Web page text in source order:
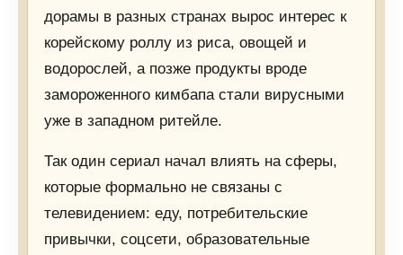
дорамы в разных странах вырос интерес к
корейскому роллу из риса, овощей и
водорослей, а позже продукты вроде
замороженного кимбапа стали вирусными
уже в западном ритейле.
Так один сериал начал влиять на сферы,
которые формально не связаны с
телевидением: еду, потребительские
привычки, соцсети, образовательные